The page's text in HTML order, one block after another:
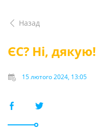
Назад
ЄС? Ні, дякую!
15 лютого 2024, 13:05